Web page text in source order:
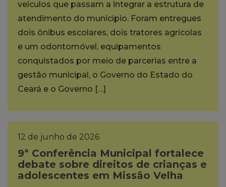
veículos que passam a integrar a estrutura de
atendimento do município. Foram entregues
dois ônibus escolares, dois tratores agrícolas
e um odontomóvel, equipamentos
conquistados por meio de parcerias entre a
gestão municipal, o Governo do Estado do
Ceará e o Governo […]
12 de junho de 2026
9ª Conferência Municipal fortalece
debate sobre direitos de crianças e
adolescentes em Missão Velha